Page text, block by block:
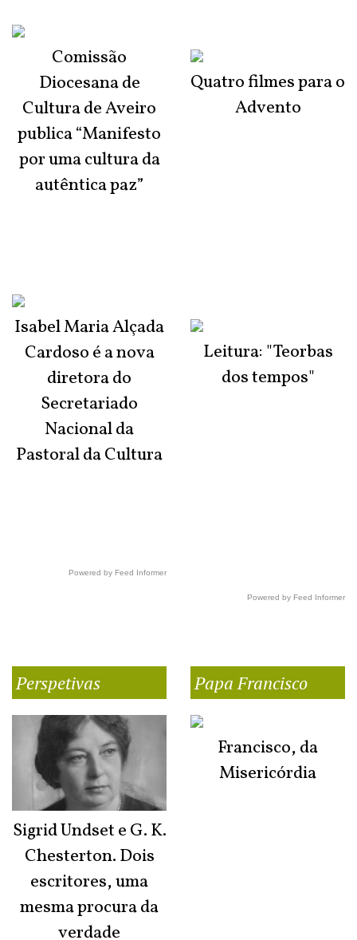
Comissão
Diocesana de
Cultura de Aveiro
publica “Manifesto
por uma cultura da
autêntica paz”
Isabel Maria Alçada
Cardoso é a nova
diretora do
Secretariado
Nacional da
Pastoral da Cultura
Powered by Feed Informer
Quatro filmes para o
Advento
Leitura: "Teorbas
dos tempos"
Powered by Feed Informer
Perspetivas
Sigrid Undset e G. K.
Chesterton. Dois
escritores, uma
mesma procura da
verdade
Papa Francisco
Francisco, da
Misericórdia